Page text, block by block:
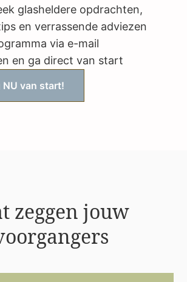
glasheldere opdrachten,
en verrassende adviezen
via e-mail
en ga direct van start
NU van start!
zeggen jouw